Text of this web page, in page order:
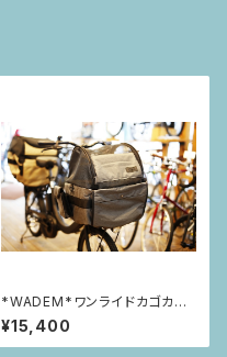
*WADEM*ワンライドカゴカバ
ー【フロント】
¥15,400